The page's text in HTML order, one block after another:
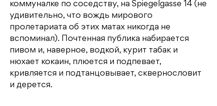
коммуналке по соседству, на Spiegelgasse 14 (не
удивительно, что вождь мирового
пролетариата об этих матах никогда не
вспоминал). Почтенная публика набирается
пивом и, наверное, водкой, курит табак и
нюхает кокаин, плюется и подпевает,
кривляется и подтанцовывает, сквернословит
и дерется.